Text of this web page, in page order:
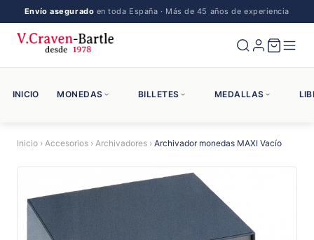
Envío asegurado en toda España · Más de 45 años de experiencia
INICIO MONEDAS BILLETES MEDALLAS
Inicio › Accesorios › Archivadores › Archivador monedas MAXI Vacío